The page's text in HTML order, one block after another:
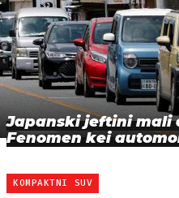
Japanski jeftini mali
Fenomen kei
KOMPAKTNI SUV